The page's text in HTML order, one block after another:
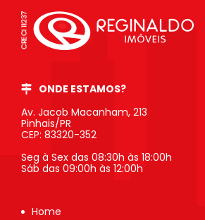
ONDE ESTAMOS?
Av. Jacob Macanham, 213
Pinhais/PR
CEP: 83320-352
Seg à Sex das 08:30h às 18:00h
Sáb das 09:00h às 12:00h
Home